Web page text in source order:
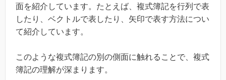
面を紹介しています。たとえば、複式簿記を行列で表
したり、ベクトルで表したり、矢印で表す方法につい
て紹介しています。
このような複式簿記の別の側面に触れることで、複式
簿記の理解が深まります。